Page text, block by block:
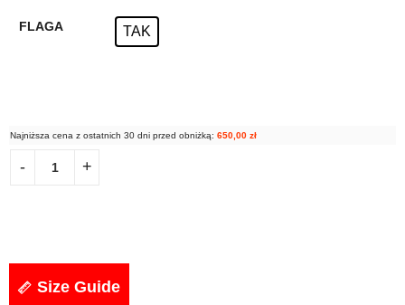
FLAGA TAK
Najniższa cena z ostatnich 30 dni przed obniżką: 650,00 zł
Size Guide